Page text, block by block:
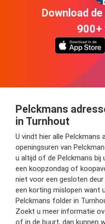
Download
900+
Pelckmans
in Turnhout
U vindt hier alle Pelckmans
openingsuren van
u altijd of de Pelckmans bij
een koopzondag of
niet voor een gesloten
een korting mislopen want
Pelckmans folder in
Zoekt u meer informatie
of in de buurt, dan kunnen